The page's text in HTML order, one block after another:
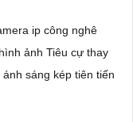
ip công nghê
ảnh Tiêu cự thay
sáng kép tiên tiến